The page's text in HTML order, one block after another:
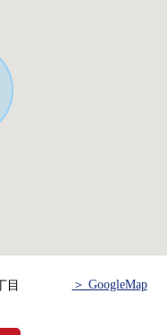
步行4分鐘(約270m)
目 ＞ GoogleMap